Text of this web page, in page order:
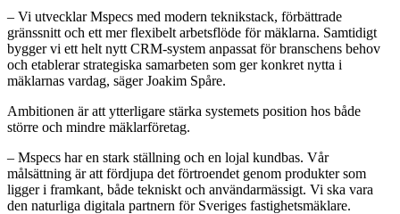
– Vi utvecklar Mspecs med modern teknikstack, förbättrade
gränssnitt och ett mer flexibelt arbetsflöde för mäklarna. Samtidigt
bygger vi ett helt nytt CRM-system anpassat för branschens behov
och etablerar strategiska samarbeten som ger konkret nytta i
mäklarnas vardag, säger Joakim Spåre.
Ambitionen är att ytterligare stärka systemets position hos både
större och mindre mäklarföretag.
– Mspecs har en stark ställning och en lojal kundbas. Vår
målsättning är att fördjupa det förtroendet genom produkter som
ligger i framkant, både tekniskt och användarmässigt. Vi ska vara
den naturliga digitala partnern för Sveriges fastighetsmäklare.